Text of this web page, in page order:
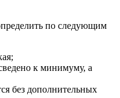
по следующим
к минимуму, а
без дополнительных